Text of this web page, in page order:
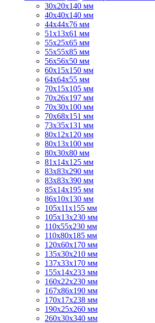
30x20x140 мм
40x40x140 мм
44х44х76 мм
51x13x61 мм
55х25х65 мм
55х55х85 мм
56х56х50 мм
60х15х150 мм
64х64х55 мм
70х15х105 мм
70х26х197 мм
70х30х100 мм
70х68х151 мм
73х35х131 мм
80х12х120 мм
80х13х100 мм
80х30х80 мм
81х14х125 мм
83х83х290 мм
83х83х390 мм
85х14х195 мм
86х10х130 мм
105х11х155 мм
105х13х230 мм
110х55х230 мм
110х80х185 мм
120х60х170 мм
135х30х210 мм
137х33х170 мм
155х14х233 мм
160х22х230 мм
167х86х190 мм
170х17х238 мм
190х25х260 мм
260х30х340 мм